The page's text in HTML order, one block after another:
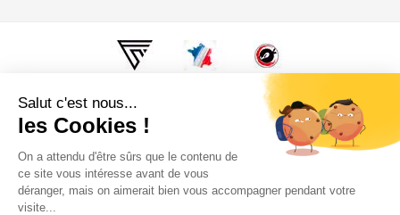
Super Fabrique, c'est fabriqué en France, Au fin fond de la
Bourgogne. Par des motards, pour des motards.
Informations